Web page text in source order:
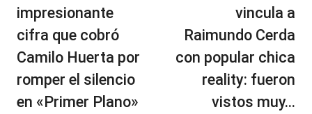
impresionante
cifra que cobró
Camilo Huerta por
romper el silencio
en «Primer Plano»
vincula a
Raimundo Cerda
con popular chica
reality: fueron
vistos muy…